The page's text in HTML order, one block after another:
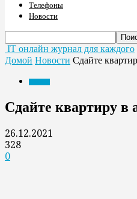
Телефоны
Новости
IT онлайн журнал для каждого
Домой Новости Сдайте
Сдайте квартиру в
26.12.2021
328
0